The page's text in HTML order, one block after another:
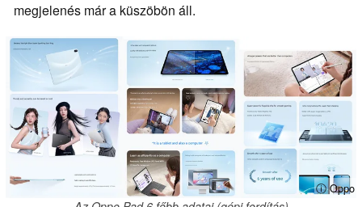
megjelenés már a küszöbön áll.
ⓘ Oppo